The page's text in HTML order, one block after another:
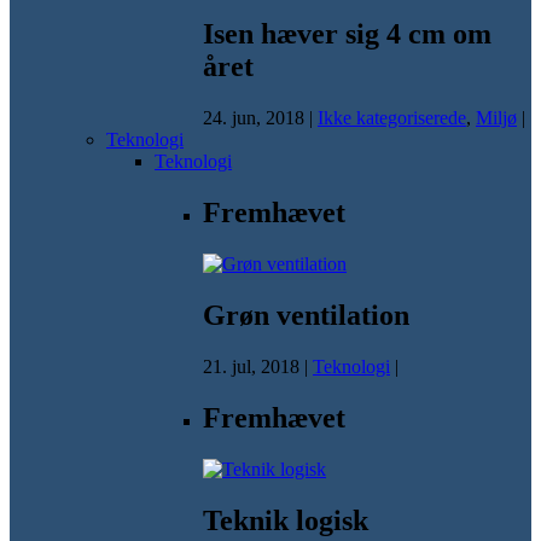
Isen hæver sig 4 cm om
året
24. jun, 2018 | Ikke kategoriserede, Miljø |
Teknologi
Teknologi
Fremhævet
Grøn ventilation
21. jul, 2018 | Teknologi |
Fremhævet
Teknik logisk